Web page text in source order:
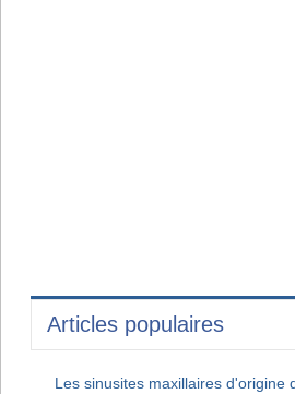
Articles populaires
Les sinusites maxillaires d'origine